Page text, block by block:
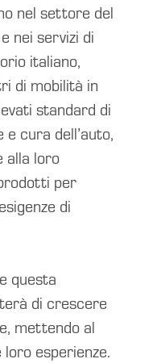
nel settore del
nei servizi di
italiano,
di mobilità in
standard di
e cura dell’auto,
alla loro
per
di
questa
di crescere
mettendo al
esperienze.